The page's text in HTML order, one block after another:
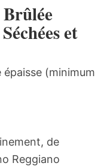
et
(minimum
de
Reggiano